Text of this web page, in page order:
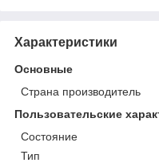
Характеристики
Основные
Страна производитель
Пользовательские
Состояние
Тип